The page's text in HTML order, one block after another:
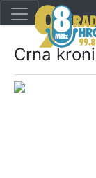
Crna